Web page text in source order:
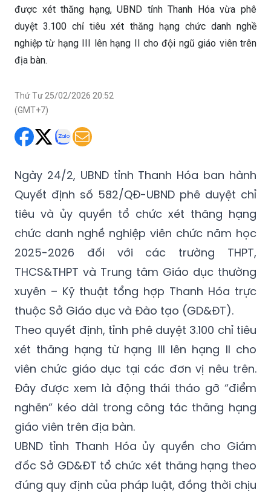
được xét thăng hạng, UBND tỉnh Thanh Hóa vừa phê
duyệt 3.100 chỉ tiêu xét thăng hạng chức danh nghề
nghiệp từ hạng III lên hạng II cho đội ngũ giáo viên trên
địa bàn.
Thứ Tư 25/02/2026 20:52
(GMT+7)
Ngày 24/2, UBND tỉnh Thanh Hóa ban hành
Quyết định số 582/QĐ-UBND phê duyệt chỉ
tiêu và ủy quyền tổ chức xét thăng hạng
chức danh nghề nghiệp viên chức năm học
2025-2026 đối với các trường THPT,
THCS&THPT và Trung tâm Giáo dục thường
xuyên – Kỹ thuật tổng hợp Thanh Hóa trực
thuộc Sở Giáo dục và Đào tạo (GD&ĐT).
Theo quyết định, tỉnh phê duyệt 3.100 chỉ tiêu
xét thăng hạng từ hạng III lên hạng II cho
viên chức giáo dục tại các đơn vị nêu trên.
Đây được xem là động thái tháo gỡ “điểm
nghẽn” kéo dài trong công tác thăng hạng
giáo viên trên địa bàn.
UBND tỉnh Thanh Hóa ủy quyền cho Giám
đốc Sở GD&ĐT tổ chức xét thăng hạng theo
đúng quy định của pháp luật, đồng thời chịu